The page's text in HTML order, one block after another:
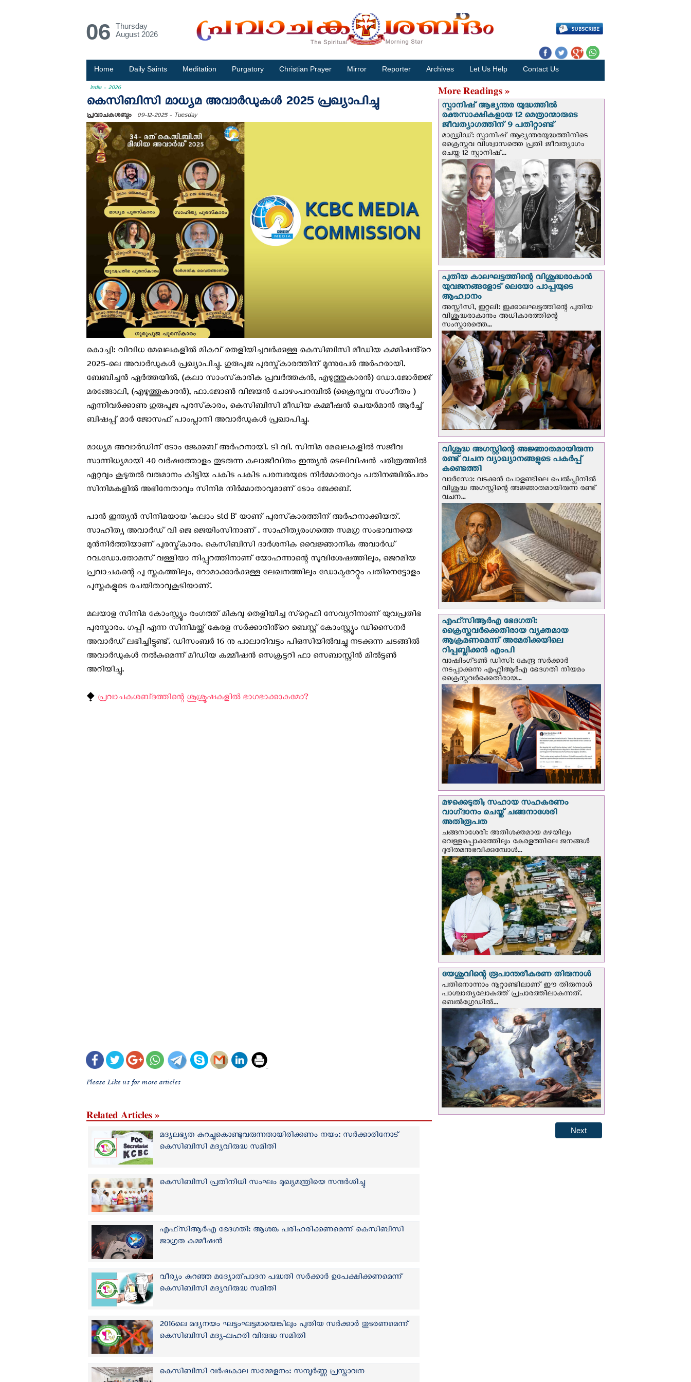
06
Thursday
August 2026
Home Daily Saints Meditation Purgatory Christian Prayer Mirror Reporter Archives Let Us Help Contact Us
India - 2026
കെസിബിസി മാധ്യമ അവാർഡുകൾ 2025 പ്രഖ്യാപിച്ചു
പ്രവാചകശബ്ദം 09-12-2025 - Tuesday
കൊച്ചി: വിവിധ മേഖലകളിൽ മികവ് തെളിയിച്ചവർക്കുള്ള കെസിബിസി മീഡിയ കമ്മിഷൻ്റെ
2025-ലെ അവാർഡുകൾ പ്രഖ്യാപിച്ചു. ഗുരുപൂജ പുരസ്ക്‌കാരത്തിന് മൂന്നുപേർ അർഹരായി.
ബേബിച്ചൻ ഏർത്തയിൽ, (കലാ സാംസ്‌കാരിക പ്രവർത്തകൻ, എഴുത്തുകാരൻ) ഡോ.ജോർജ്ജ്
മരങ്ങോലി, (എഴുത്തുകാരൻ), ഫാ.ജോൺ വിജയൻ ചോഴംപറമ്പിൽ (ക്രൈസ്തവ സംഗീതം )
എന്നിവർക്കാണു ഗുരുപൂജ പുരസ്‌കാരം, കെസിബിസി മീഡിയ കമ്മീഷൻ ചെയർമാൻ ആർച്ച്
ബിഷപ്പ് മാർ ജോസഫ് പാംപ്ലാനി അവാർഡുകൾ പ്രഖാപിച്ചു.
മാധ്യമ അവാർഡിന് ടോം ജേക്കബ് അർഹനായി. ടി വി. സിനിമ മേഖലകളിൽ സജീവ
സാന്നിധ്യമായി 40 വർഷത്തോളം തുടരുന്ന കലാജീവിതം ഇന്ത്യൻ ടെലിവിഷൻ ചരിത്രത്തിൽ
ഏറ്റവും കൂടുതൽ വരുമാനം കിട്ടിയ പകിട പകിട പരമ്പരയുടെ നിർമ്മാതാവും പതിനഞ്ചില്‍പരം
സിനിമകളിൽ അഭിനേതാവും സിനിമ നിർമ്മാതാവുമാണ് ടോം ജേക്കബ്.
പാൻ ഇന്ത്യൻ സിനിമയായ 'കലാം std B' യാണ് പുരസ്‌കാരത്തിന് അർഹനാക്കിയത്.
സാഹിത്യ അവാർഡ് വി ജെ ജെയിംസിനാണ് . സാഹിത്യരംഗത്തെ സമഗ്ര സംഭാവനയെ
മുൻനിർത്തിയാണ് പുരസ്ക്‌കാരം. കെസിബിസി ദാർശനിക വൈജ്ഞാനിക അവാർഡ്
റവ.ഡോ.തോമസ് വള്ളിയാ നിപ്പുറത്തിനാണ് യോഹന്നാന്റെ സുവിശേഷത്തിലും, ജെറമിയ
പ്രവാചകന്റെ പു സ്തകത്തിലും, റോമാക്കാർക്കുള്ള ലേഖനത്തിലും ഡോക്ടറേറ്റും പതിനെട്ടോളം
പുസ്ത‌കളുടെ രചയിതാവുകൂടിയാണ്.
മലയാള സിനിമ കോംസ്റ്റ്യൂം രംഗത്ത് മികവു തെളിയിച്ച സ്‌റ്റെഫി സേവ്യറിനാണ് യുവപ്രതിഭ
പുരസ്കാരം. ഗപ്പി എന്ന സിനിമയ്ക്ക് കേരള സർക്കാരിൻ്റെ ബെസ്റ്റ് കോംസ്റ്റ്യൂം ഡിസൈനർ
അവാർഡ് ലഭിച്ചിട്ടുണ്ട്. ഡിസംബർ 16 നു പാലാരിവട്ടം പിഒസിയിൽവച്ചു നടക്കുന്ന ചടങ്ങിൽ
അവാർഡുകൾ നൽകുമെന്ന് മീഡിയ കമ്മീഷൻ സെക്രട്ടറി ഫാ സെബാസ്റ്റിൻ മിൽട്ടൺ
അറിയിച്ചു.
⧪ പ്രവാചകശബ്‌ദത്തിന്റെ ശുശ്രൂഷകളില്‍ ഭാഗഭാക്കാകുമോ? ‍
Please Like us for more articles
Related Articles »
മദ്യലഭ്യത കുറച്ചുകൊണ്ടുവരുന്നതായിരിക്കണം നയം: സര്‍ക്കാരിനോട്
കെസിബിസി മദ്യവിരുദ്ധ സമിതി
കെസിബിസി പ്രതിനിധി സംഘം മുഖ്യമന്ത്രിയെ സന്ദർശിച്ചു
എഫ്‌സിആർഎ ഭേദഗതി: ആശങ്ക പരിഹരിക്കണമെന്ന് കെസിബിസി
ജാഗ്രത കമ്മീഷൻ
വീര്യം കുറഞ്ഞ മദ്യോത്പാദന പദ്ധതി സർക്കാർ ഉപേക്ഷിക്കണമെന്ന്
കെസിബിസി മദ്യവിരുദ്ധ സമിതി
2016ലെ മദ്യനയം ഘട്ടംഘട്ടമായെങ്കിലും പുതിയ സർക്കാർ തുടരണമെന്ന്
കെസിബിസി മദ്യ-ലഹരി വിരുദ്ധ സമിതി
കെസിബിസി വര്‍ഷകാല സമ്മേളനം: സമ്പൂര്‍ണ്ണ പ്രസ്താവന
More Readings »
സ്പാനിഷ് ആഭ്യന്തര യുദ്ധത്തില്‍
രക്തസാക്ഷികളായ 12 മെത്രാന്മാരുടെ
ജീവത്യാഗത്തിന് 9 പതിറ്റാണ്ട്
മാഡ്രിഡ്: സ്പാനിഷ് ആഭ്യന്തരയുദ്ധത്തിനിടെ
ക്രൈസ്തവ വിശ്വാസത്തെ പ്രതി ജീവത്യാഗം
ചെയ്ത 12 സ്പാനിഷ്...
പുതിയ കാലഘട്ടത്തിന്റെ വിശുദ്ധരാകാന്‍
യുവജനങ്ങളോട് ലെയോ പാപ്പയുടെ
ആഹ്വാനം
അസ്സീസി, ഇറ്റലി: ഇക്കാലഘട്ടത്തിന്റെ പുതിയ
വിശുദ്ധരാകാനും അധികാരത്തിന്റെ
സംസ്കാരത്തെ...
വിശുദ്ധ അഗസ്റ്റിന്റെ അജ്ഞാതമായിരുന്ന
രണ്ട് വചന വ്യാഖ്യാനങ്ങളുടെ പകര്‍പ്പ്
കണ്ടെത്തി
വാര്‍സോ: വടക്കൻ പോളണ്ടിലെ പെൽപ്ലിനില്‍
വിശുദ്ധ അഗസ്റ്റിന്റെ അജ്ഞാതമായിരുന്ന രണ്ട്
വചന...
എഫ്‌സി‌ആര്‍‌എ ഭേദഗതി:
ക്രൈസ്തവർക്കെതിരായ വ്യക്തമായ
ആക്രമണമെന്ന് അമേരിക്കയിലെ
റിപ്പബ്ലിക്കൻ എംപി
വാഷിംഗ്ടണ്‍ ഡി‌സി: കേന്ദ്ര സർക്കാർ
നടപ്പാക്കുന്ന എഫ്സിആർഎ ഭേദഗതി നിയമം
ക്രൈസ്തവർക്കെതിരായ...
മഴക്കെടുതി; സഹായ സഹകരണം
വാഗ്‌ദാനം ചെയ്ത് ചങ്ങനാശേരി
അതിരൂപത
ചങ്ങനാശേരി: അതിശക്തമായ മഴയിലും
വെള്ളപ്പൊക്കത്തിലും കേരളത്തിലെ ജനങ്ങൾ
ദുരിതമനുഭവിക്കുമ്പോൾ...
യേശുവിന്റെ രൂപാന്തരീകരണ തിരുനാള്‍
പതിനൊന്നാം നൂറ്റാണ്ടിലാണ് ഈ തിരുനാള്‍
പാശ്ചാത്യലോകത്ത് പ്രചാരത്തിലാകുന്നത്.
ബെല്‍ഗ്രേഡില്‍...
Next